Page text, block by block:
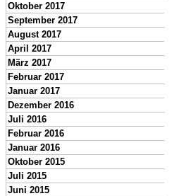
Oktober 2017
September 2017
August 2017
April 2017
März 2017
Februar 2017
Januar 2017
Dezember 2016
Juli 2016
Februar 2016
Januar 2016
Oktober 2015
Juli 2015
Juni 2015